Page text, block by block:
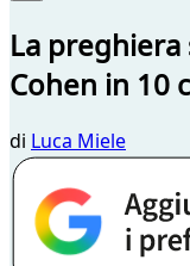
La
Cohen in 10
di Luca Miele